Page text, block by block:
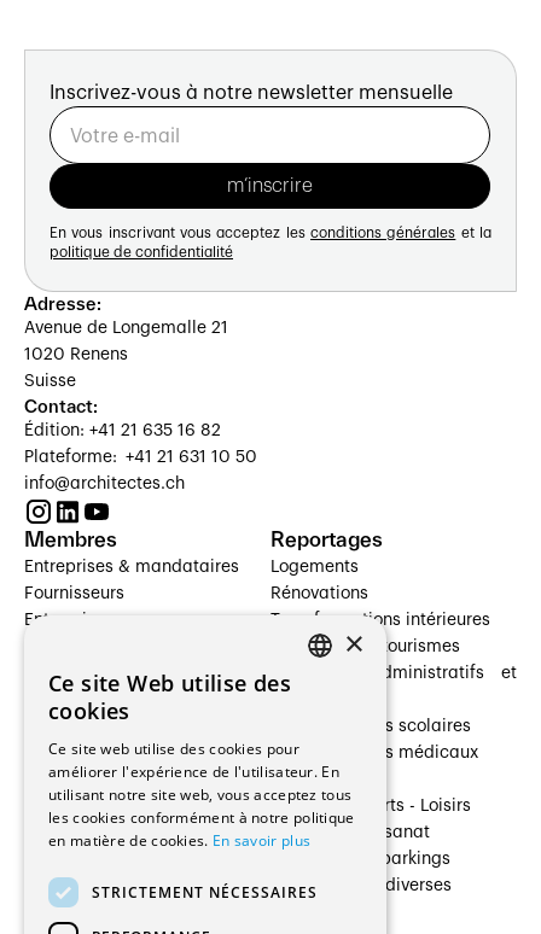
Inscrivez-vous à notre newsletter mensuelle
En vous inscrivant vous acceptez les conditions générales et la
politique de confidentialité
Adresse:
Avenue de Longemalle 21
1020 Renens
Suisse
Contact:
Édition: +41 21 635 16 82
Plateforme: +41 21 631 10 50
info@architectes.ch
Membres
Entreprises & mandataires
Fournisseurs
Entreprises
Architectes paysagistes
Architectes d'intérieur
Entreprises générales
Ingénieurs et mandataires
Fabricants / Fournisseurs
Régies immobilières
Gestion PPE
Reportages
Logements
Rénovations
Transformations intérieures
Hôtelleries et tourismes
Bâtiments administratifs et
Établissements scolaires
Établissements médicaux
Villas
Cultures - Sports - Loisirs
Industrie - Artisanat
Transports et parkings
Constructions diverses
×
Ce site Web utilise des
cookies
Ce site web utilise des cookies pour
améliorer l'expérience de l'utilisateur. En
utilisant notre site web, vous acceptez tous
les cookies conformément à notre politique
en matière de cookies. En savoir plus
STRICTEMENT NÉCESSAIRES